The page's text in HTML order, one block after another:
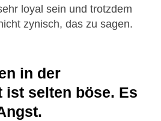
loyal sein und trotzdem
zynisch, das zu sagen.
in der
ist selten böse. Es